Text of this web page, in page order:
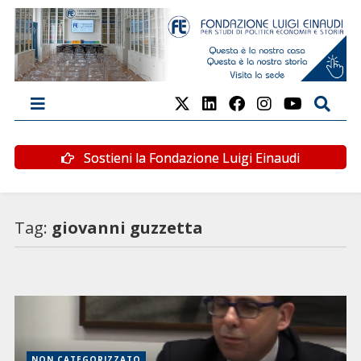
Sostieni la Fondazione Luigi Einaudi
Tag: giovanni guzzetta